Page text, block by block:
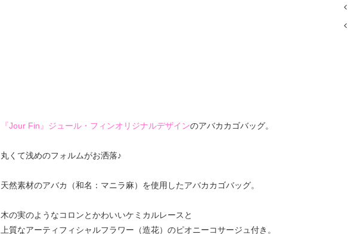
『Jour Fin』ジュール・フィンオリジナルデザインのアバカカゴバッグ。
丸くて浅めのフォルムがお洒落♪
天然素材のアバカ（和名：マニラ麻）を使用したアバカカゴバッグ。
木の実のようなコロンとかわいいケミカルレースと
上質なアーティフィシャルフラワー（造花）のピオニーコサージュ付き。